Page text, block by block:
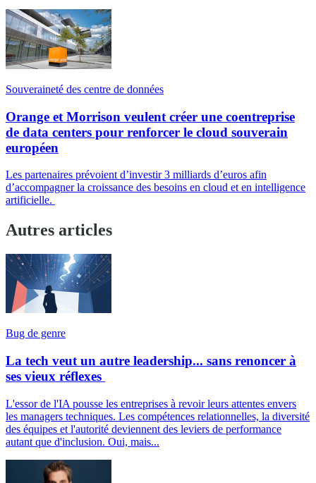
Souveraineté des centre de données
Orange et Morrison veulent créer une coentreprise
de data centers pour renforcer le cloud souverain
européen
Les partenaires prévoient d’investir 3 milliards d’euros afin
d’accompagner la croissance des besoins en cloud et en intelligence
artificielle.
Autres articles
Bug de genre
La tech veut un autre leadership... sans renoncer à
ses vieux réflexes
L'essor de l'IA pousse les entreprises à revoir leurs attentes envers
les managers techniques. Les compétences relationnelles, la diversité
des équipes et l'autorité deviennent des leviers de performance
autant que d'inclusion. Oui, mais...